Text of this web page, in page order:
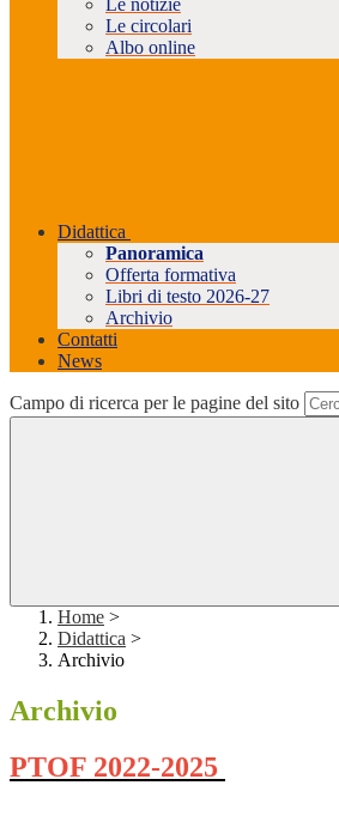
Le notizie
Le circolari
Albo online
Didattica
Panoramica
Offerta formativa
Libri di testo 2026-27
Archivio
Contatti
News
Campo di ricerca per le pagine del sito
Home >
Didattica >
Archivio
Archivio
PTOF 2022-2025